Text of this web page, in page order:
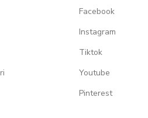
Facebook
Instagram
Tiktok
Youtube
Pinterest